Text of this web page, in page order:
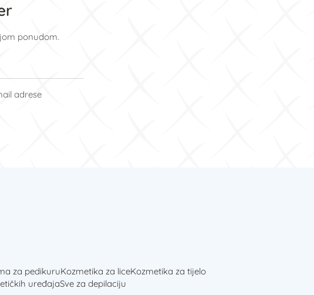
ponudom.
adrese
za pedikuruKozmetika za liceKozmetika za tijelo
uređajaSve za depilaciju